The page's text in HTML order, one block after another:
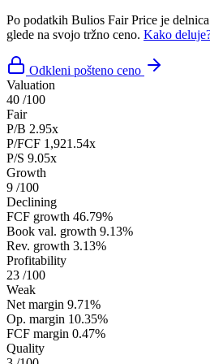
Po podatkih Bulios Fair Price je
glede na svojo tržno ceno. Kako
Odkleni pošteno ceno
Valuation
40 /100
Fair
P/B 2.95x
P/FCF 1,921.54x
P/S 9.05x
Growth
9 /100
Declining
FCF growth 46.79%
Book val. growth 9.13%
Rev. growth 3.13%
Profitability
23 /100
Weak
Net margin 9.71%
Op. margin 10.35%
FCF margin 0.47%
Quality